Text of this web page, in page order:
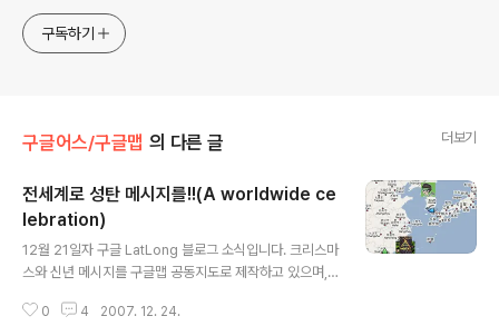
구독하기
구글어스/구글맵 의 다른 글 더보기
전세계로 성탄 메시지를!!(A worldwide ce
lebration)
12월 21일자 구글 LatLong 블로그 소식입니다. 크리스마
스와 신년 메시지를 구글맵 공동지도로 제작하고 있으며,
크리스마스 장식 지도와 마찬가지로 이 지도도 공동지도입
0 4 2007. 12. 24.